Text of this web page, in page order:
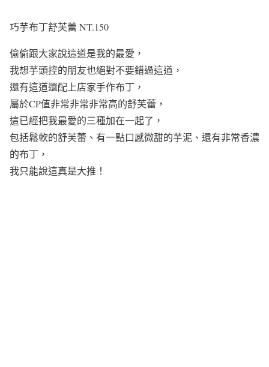
巧芋布丁舒芙蕾 NT.150
偷偷跟大家說這道是我的最愛，
我想芋頭控的朋友也絕對不要錯過這道，
還有這道還配上店家手作布丁，
屬於CP值非常非常非常高的舒芙蕾，
這已經把我最愛的三種加在一起了，
包括鬆軟的舒芙蕾、有一點口感微甜的芋泥、還有非常香濃
的布丁，
我只能說這真是大推！